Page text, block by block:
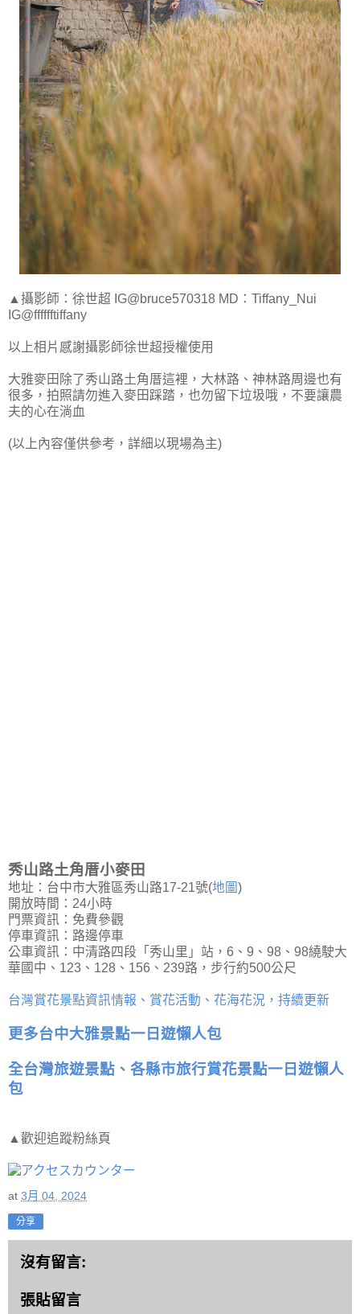
▲攝影師：徐世超 IG@bruce570318 MD：Tiffany_Nui
IG@fffffftiffany
以上相片感謝攝影師徐世超授權使用
大雅麥田除了秀山路土角厝這裡，大林路、神林路周邊也有
很多，拍照請勿進入麥田踩踏，也勿留下垃圾哦，不要讓農
夫的心在淌血
(以上內容僅供參考，詳細以現場為主)
秀山路土角厝小麥田
地址：台中市大雅區秀山路17-21號(地圖)
開放時間：24小時
門票資訊：免費參觀
停車資訊：路邊停車
公車資訊：中清路四段「秀山里」站，6、9、98、98繞駛大
華國中、123、128、156、239路，步行約500公尺
台灣賞花景點資訊情報、賞花活動、花海花況，持續更新
更多台中大雅景點一日遊懶人包
全台灣旅遊景點、各縣市旅行賞花景點一日遊懶人
包
▲歡迎追蹤粉絲頁
at 3月 04, 2024
分享
沒有留言:
張貼留言